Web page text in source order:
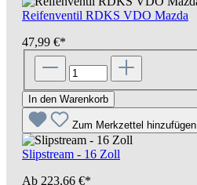
Reifenventil RDKS VDO Mazda
47,99 €*
In den Warenkorb
Zum Merkzettel hinzufügen
Slipstream - 16 Zoll
Ab 223,66 €*